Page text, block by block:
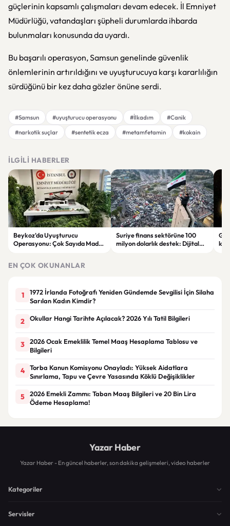
güçlerinin kapsamlı çalışmaları devam edecek. İl Emniyet
Müdürlüğü, vatandaşları şüpheli durumlarda ihbarda
bulunmaları konusunda da uyardı.
Bu başarılı operasyon, Samsun genelinde güvenlik
önlemlerinin artırıldığını ve uyuşturucuya karşı kararlılığın
sürdüğünü bir kez daha gözler önüne serdi.
#Samsun #uyuşturucu operasyonu #İlkadım
#Canik
#narkotik suçlar
#sentetik ecza #metamfetamin #kokain
İLGILI HABERLER
Beykoz'da Uyuşturucu
Operasyonu: Çok Sayıda Madde
Suriye finans sektörüne 100
milyon dolarlık destek: Dijital
EN ÇOK OKUNANLAR
1
1972 İrlanda Fotoğrafı Yeniden Gündemde Sevgilisi İçin Silaha
Sarılan Kadın Kimdir?
2 Okullar Hangi Tarihte Açılacak? 2026 Yılı Tatil Bilgileri
3
2026 Ocak Emeklilik Temel Maaş Hesaplama Tablosu ve
Bilgileri
4
Torba Kanun Komisyonu Onayladı: Yüksek Aidatlara
Sınırlama, Tapu ve Çevre Yasasında Köklü Değişiklikler
5
2026 Emekli Zammı: Taban Maaş Bilgileri ve 20 Bin Lira
Ödeme Hesaplama!
Yazar Haber
Yazar Haber - En güncel haberler, son dakika gelişmeleri, video haberler
Kategoriler
Servisler